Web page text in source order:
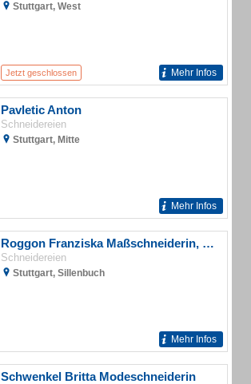
Stuttgart, West
Jetzt geschlossen Mehr Infos
Pavletic Anton
Schneidereien
Stuttgart, Mitte
Mehr Infos
Roggon Franziska Maßschneiderin, Maßbekleidung
Schneidereien
Stuttgart, Sillenbuch
Mehr Infos
Schwenkel Britta Modeschneiderin